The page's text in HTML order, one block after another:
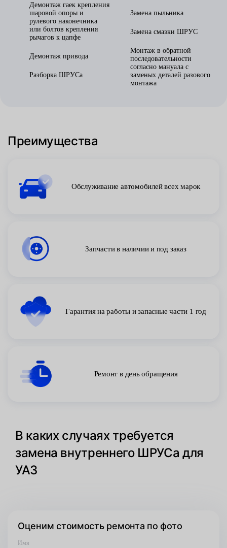
Демонтаж гаек крепления
шаровой опоры и
рулевого наконечника
или болтов крепления
рычагов к цапфе
Демонтаж привода
Разборка ШРУСа
Замена пыльника
Замена смазки ШРУС
Монтаж в обратной
последовательности
согласно мануала с
заменых деталей разового
монтажа
Преимущества
Обслуживание автомобилей всех марок
Запчасти в наличии и под заказ
Гарантия на работы и запасные части 1 год
Ремонт в день обращения
В каких случаях требуется
замена внутреннего ШРУСа для
УАЗ
Оценим стоимость ремонта по фото
Имя